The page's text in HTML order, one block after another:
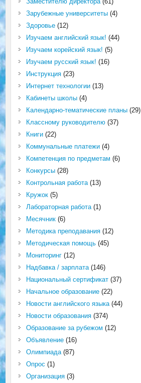
Зарубежные университеты(4)
Здоровье(12)
Изучаем английский язык! (44)
Изучаем корейский язык! (5)
Изучаем русский язык! (16)
Инструкция(23)
Интернет технологии(13)
Кабинеты школы(4)
Календарно-тематические планы(29)
Классному руководителю(37)
Книги(22)
Коммунальные платежи(4)
Компетенция по предметам (6)
Конкурсы(28)
Контрольная работа(13)
Кружок(5)
Лабораторная работа(1)
Месячник(6)
Методика преподавания(12)
Методическая помощь(45)
Мониторинг(12)
Надбавка / зарплата(146)
Национальный сертификат(37)
Начальное образование(22)
Новости английского языка(44)
Новости образования(374)
Образование за рубежом (12)
Объявление(16)
Олимпиада(87)
Опрос (1)
Организация(3)